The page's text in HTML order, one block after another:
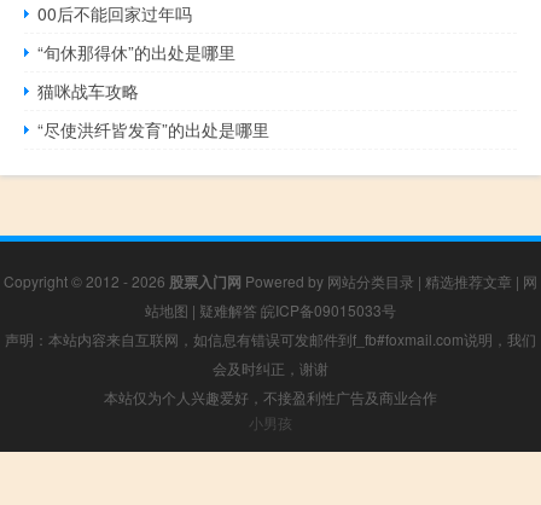
00后不能回家过年吗
“旬休那得休”的出处是哪里
猫咪战车攻略
“尽使洪纤皆发育”的出处是哪里
Copyright © 2012 - 2026 股票入门网 Powered by 网站分类目录 | 精选推荐文章 | 网
站地图 | 疑难解答 皖ICP备09015033号
声明：本站内容来自互联网，如信息有错误可发邮件到f_fb#foxmail.com说明，我们
会及时纠正，谢谢
本站仅为个人兴趣爱好，不接盈利性广告及商业合作
小男孩